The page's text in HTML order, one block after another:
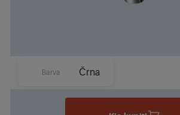
Barva Črna